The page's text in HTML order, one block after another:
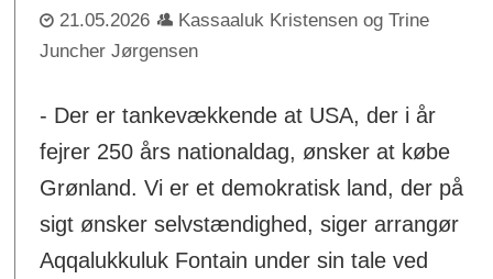
21.05.2026
Kassaaluk Kristensen og Trine
Juncher Jørgensen
- Der er tankevækkende at USA, der i år
fejrer 250 års nationaldag, ønsker at købe
Grønland. Vi er et demokratisk land, der på
sigt ønsker selvstændighed, siger arrangør
Aqqalukkuluk Fontain under sin tale ved